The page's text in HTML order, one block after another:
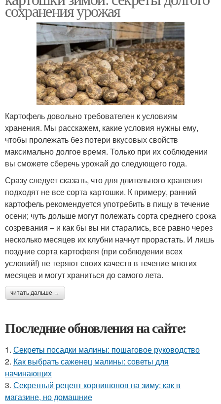
сохранения урожая
Картофель довольно требователен к условиям
хранения. Мы расскажем, какие условия нужны ему,
чтобы пролежать без потери вкусовых свойств
максимально долгое время. Только при их соблюдении
вы сможете сберечь урожай до следующего года.
Сразу следует сказать, что для длительного хранения
подходят не все сорта картошки. К примеру, ранний
картофель рекомендуется употребить в пищу в течение
осени; чуть дольше могут полежать сорта среднего срока
созревания – и как бы вы ни старались, все равно через
несколько месяцев их клубни начнут прорастать. И лишь
поздние сорта картофеля (при соблюдении всех
условий!) не теряют своих качеств в течение многих
месяцев и могут храниться до самого лета.
читать дальше →
Последние обновления на сайте:
1. Секреты посадки малины: пошаговое руководство
2. Как выбрать саженец малины: советы для
начинающих
3. Секретный рецепт корнишонов на зиму: как в
магазине, но домашние